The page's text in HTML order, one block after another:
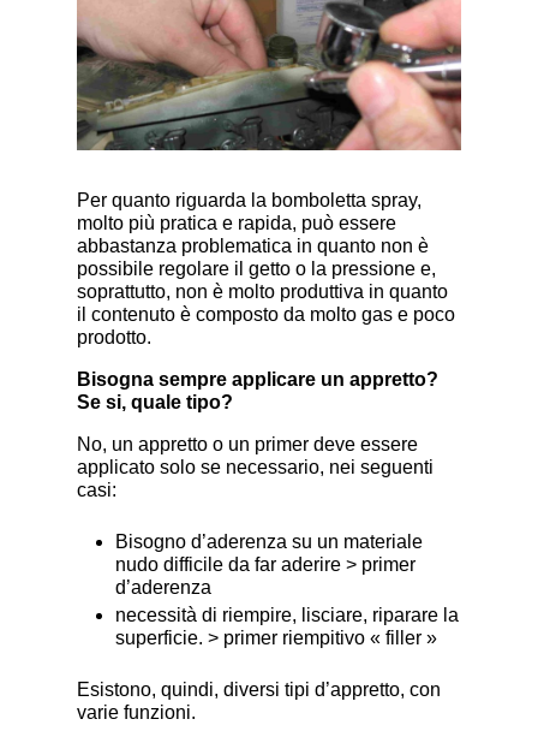
Per quanto riguarda la bomboletta spray,
molto più pratica e rapida, può essere
abbastanza problematica in quanto non è
possibile regolare il getto o la pressione e,
soprattutto, non è molto produttiva in quanto
il contenuto è composto da molto gas e poco
prodotto.
Bisogna sempre applicare un appretto?
Se si, quale tipo?
No, un appretto o un primer deve essere
applicato solo se necessario, nei seguenti
casi:
Bisogno d’aderenza su un materiale
nudo difficile da far aderire > primer
d’aderenza
necessità di riempire, lisciare, riparare la
superficie. > primer riempitivo « filler »
Esistono, quindi, diversi tipi d’appretto, con
varie funzioni.